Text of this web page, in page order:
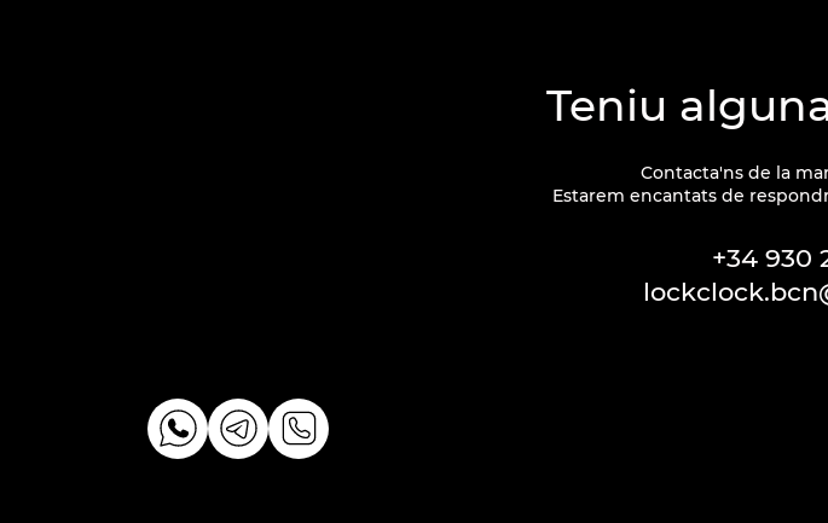
Teniu
Contacta'ns de la
Estarem encantats de
+34 930